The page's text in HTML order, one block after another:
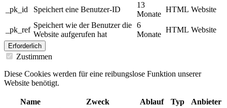
_pk_id Speichert eine Benutzer-ID
13
Monate
HTML Website
_pk_ref
Speichert wie der Benutzer die
Website aufgerufen hat
6
Monate
HTML Website
Erforderlich
Zustimmen
Diese Cookies werden für eine reibungslose Funktion unserer
Website benötigt.
Name Zweck Ablauf Typ Anbieter